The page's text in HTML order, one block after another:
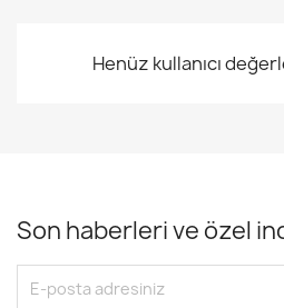
Henüz kullanıcı
Son haberleri ve özel